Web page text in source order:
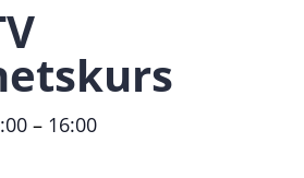
– 16:00